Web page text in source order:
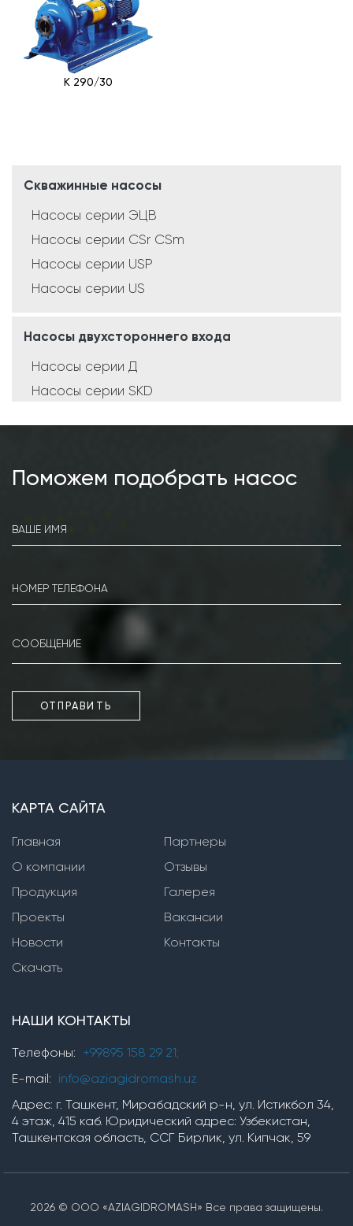
К 290/30
Скважинные насосы
Насосы серии ЭЦВ
Насосы серии CSr CSm
Насосы серии USP
Насосы серии US
Насосы двухстороннего входа
Насосы серии Д
Насосы серии SKD
Консольные насосы
Насосы серии КМ
Насосы серии MG
Насосы серии Kordis
Фекальные погружные насосы
Насосы серии PD
Насосы серии WQ
Фекальные насосы сухой установки
Насосы серии СМ
Вертикальные многоступенчатые насосы
Насосы серии SVP(i,n)
Насосы серии TMV
Насосы серии ЦНС
Насосы серии TM, TMB
насосы серии OP
Химические насосы
Установки для производства гипохлорита
Поможем подобрать насос
ОТПРАВИТЬ
КАРТА САЙТА
Главная
О компании
Продукция
Проекты
Новости
Скачать
Партнеры
Отзывы
Галерея
Вакансии
Контакты
НАШИ КОНТАКТЫ
Телефоны: +99895 158 29 21;
E-mail: info@aziagidromash.uz
Адрес: г. Ташкент, Мирабадский р-н, ул. Истикбол 34,
4 этаж, 415 каб. Юридический адрес: Узбекистан,
Ташкентская область, ССГ Бирлик, ул. Кипчак, 59
2026 © ООО «AZIAGIDROMASH» Все права защищены.